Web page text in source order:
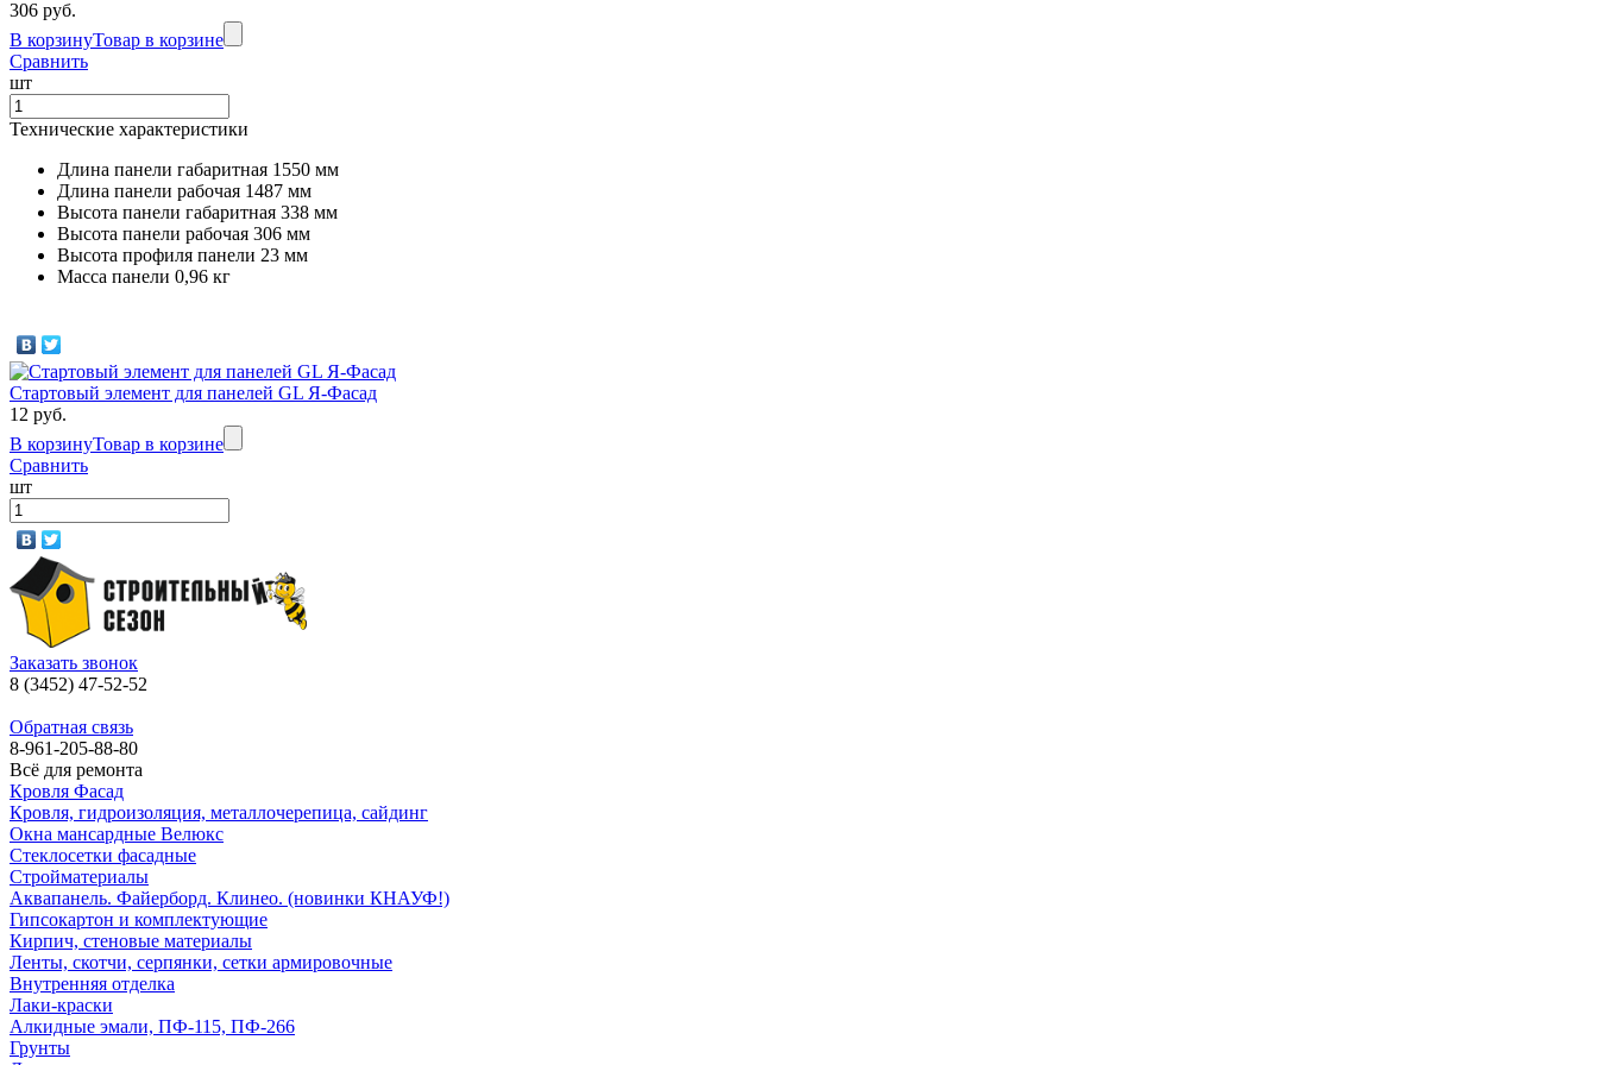
306 руб.
В корзинуТовар в корзине
Сравнить
шт
Технические характеристики
Длина панели габаритная 1550 мм
Длина панели рабочая 1487 мм
Высота панели габаритная 338 мм
Высота панели рабочая 306 мм
Высота профиля панели 23 мм
Масса панели 0,96 кг
Стартовый элемент для панелей GL Я-Фасад
12 руб.
В корзинуТовар в корзине
Сравнить
шт
Заказать звонок
8 (3452) 47-52-52
Обратная связь
8-961-205-88-80
Всё для ремонта
Кровля Фасад
Кровля, гидроизоляция, металлочерепица, сайдинг
Окна мансардные Велюкс
Стеклосетки фасадные
Стройматериалы
Аквапанель. Файерборд. Клинео. (новинки КНАУФ!)
Гипсокартон и комплектующие
Кирпич, стеновые материалы
Ленты, скотчи, серпянки, сетки армировочные
Внутренняя отделка
Лаки-краски
Алкидные эмали, ПФ-115, ПФ-266
Грунты